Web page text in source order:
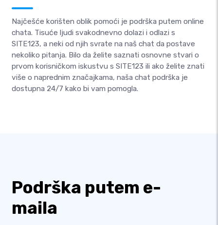
Najčešće korišten oblik pomoći je podrška putem online
chata. Tisuće ljudi svakodnevno dolazi i odlazi s
SITE123, a neki od njih svrate na naš chat da postave
nekoliko pitanja. Bilo da želite saznati osnovne stvari o
prvom korisničkom iskustvu s SITE123 ili ako želite znati
više o naprednim značajkama, naša chat podrška je
dostupna 24/7 kako bi vam pomogla.
Podrška putem e-
maila